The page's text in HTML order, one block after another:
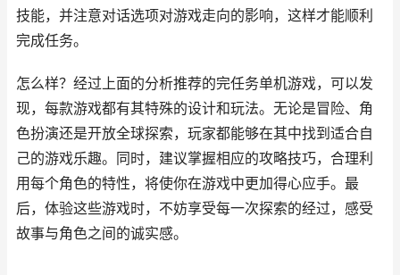
技能，并注意对话选项对游戏走向的影响，这样才能顺利
完成任务。
怎么样？经过上面的分析推荐的完任务单机游戏，可以发
现，每款游戏都有其特殊的设计和玩法。无论是冒险、角
色扮演还是开放全球探索，玩家都能够在其中找到适合自
己的游戏乐趣。同时，建议掌握相应的攻略技巧，合理利
用每个角色的特性，将使你在游戏中更加得心应手。最
后，体验这些游戏时，不妨享受每一次探索的经过，感受
故事与角色之间的诚实感。